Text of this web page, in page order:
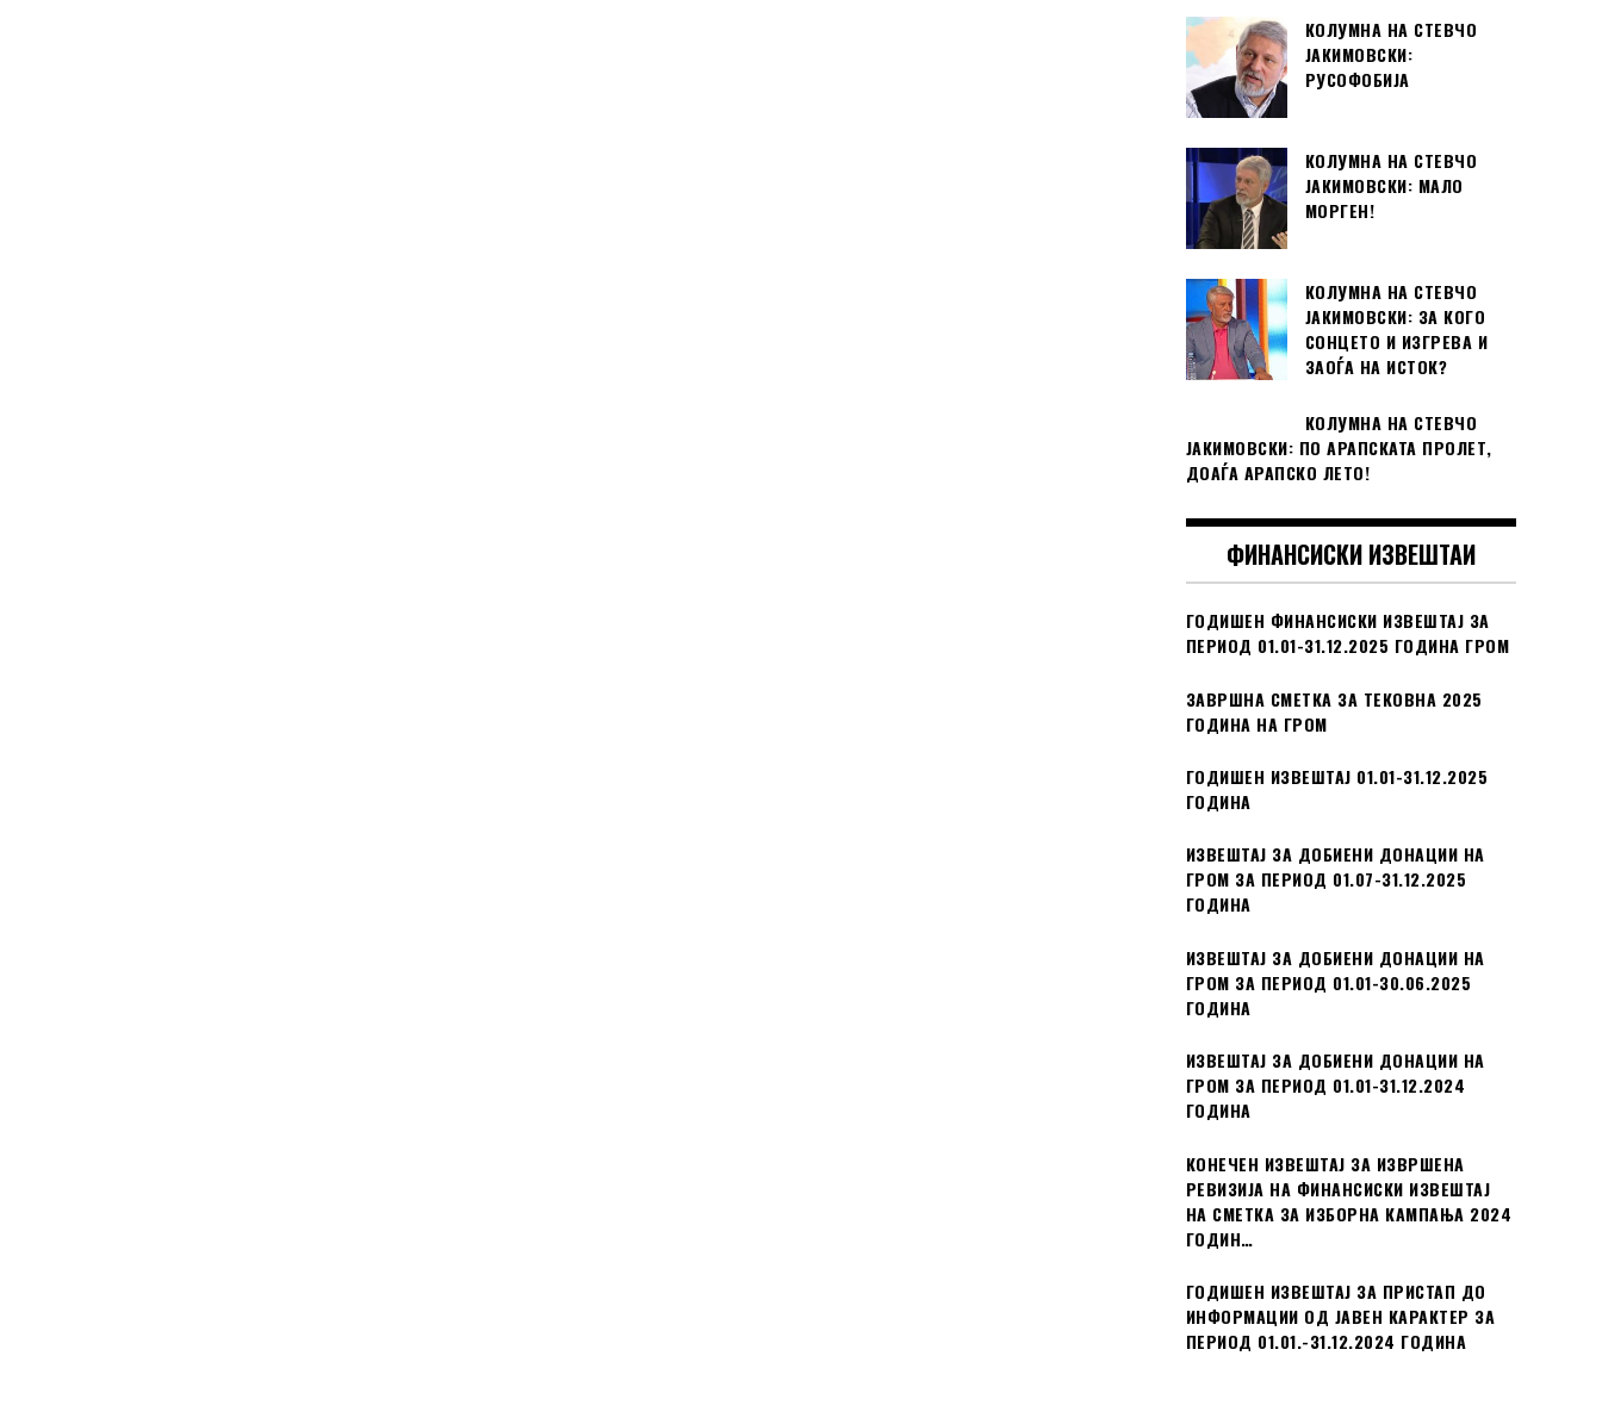
КОЛУМНА НА СТЕВЧО
ЈАКИМОВСКИ:
РУСОФОБИЈА
КОЛУМНА НА СТЕВЧО
ЈАКИМОВСКИ: МАЛО
МОРГЕН!
КОЛУМНА НА СТЕВЧО
ЈАКИМОВСКИ: ЗА КОГО
СОНЦЕТО И ИЗГРЕВА И
ЗАОЃА НА ИСТОК?
КОЛУМНА НА СТЕВЧО
ЈАКИМОВСКИ: ПО АРАПСКАТА ПРОЛЕТ,
ДОАЃА АРАПСКО ЛЕТО!
ФИНАНСИСКИ ИЗВЕШТАИ
ГОДИШЕН ФИНАНСИСКИ ИЗВЕШТАЈ ЗА
ПЕРИОД 01.01-31.12.2025 ГОДИНА ГРОМ
ЗАВРШНА СМЕТКА ЗА ТЕКОВНА 2025
ГОДИНА НА ГРОМ
ГОДИШЕН ИЗВЕШТАЈ 01.01-31.12.2025
ГОДИНА
ИЗВЕШТАЈ ЗА ДОБИЕНИ ДОНАЦИИ НА
ГРОМ ЗА ПЕРИОД 01.07-31.12.2025
ГОДИНА
ИЗВЕШТАЈ ЗА ДОБИЕНИ ДОНАЦИИ НА
ГРОМ ЗА ПЕРИОД 01.01-30.06.2025
ГОДИНА
ИЗВЕШТАЈ ЗА ДОБИЕНИ ДОНАЦИИ НА
ГРОМ ЗА ПЕРИОД 01.01-31.12.2024
ГОДИНА
КОНЕЧЕН ИЗВЕШТАЈ ЗА ИЗВРШЕНА
РЕВИЗИЈА НА ФИНАНСИСКИ ИЗВЕШТАЈ
НА СМЕТКА ЗА ИЗБОРНА КАМПАЊА 2024
ГОДИН…
ГОДИШЕН ИЗВЕШТАЈ ЗА ПРИСТАП ДО
ИНФОРМАЦИИ ОД ЈАВЕН КАРАКТЕР ЗА
ПЕРИОД 01.01.-31.12.2024 ГОДИНА